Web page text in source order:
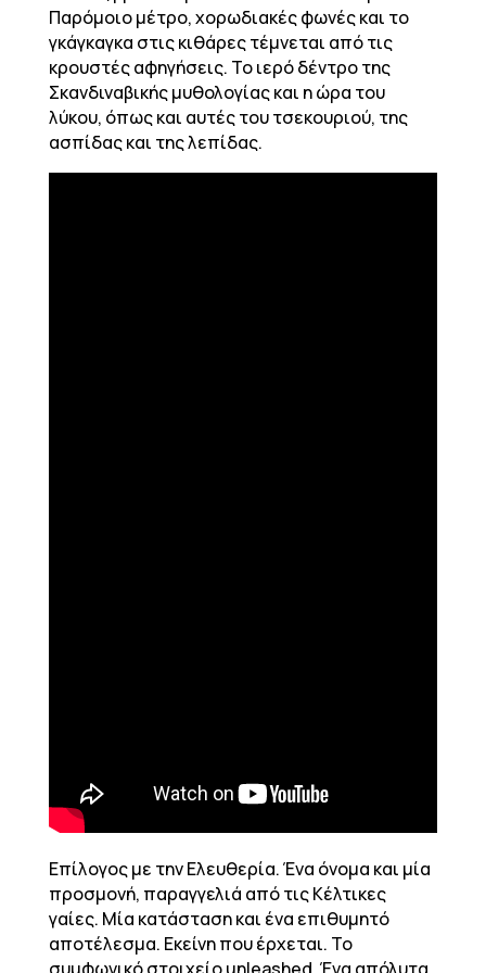
Παρόμοιο μέτρο, χορωδιακές φωνές και το
γκάγκαγκα στις κιθάρες τέμνεται από τις
κρουστές αφηγήσεις. To ιερό δέντρο της
Σκανδιναβικής μυθολογίας και η ώρα του
λύκου, όπως και αυτές του τσεκουριού, της
ασπίδας και της λεπίδας.
Επίλογος με την Ελευθερία. Ένα όνομα και μία
προσμονή, παραγγελιά από τις Κέλτικες
γαίες. Μία κατάσταση και ένα επιθυμητό
αποτέλεσμα. Εκείνη που έρχεται. Το